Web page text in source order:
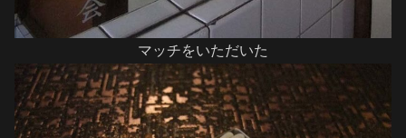
マッチをいただいた